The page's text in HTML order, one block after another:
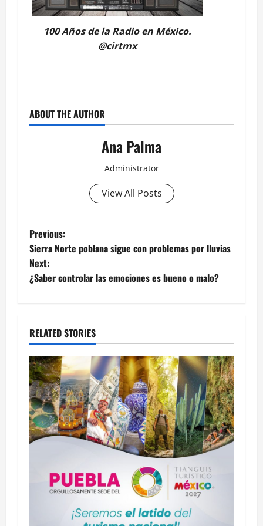
100 Años de la Radio en México.
@cirtmx
ABOUT THE AUTHOR
Ana Palma
Administrator
View All Posts
Post
navigation
Previous:
Sierra Norte poblana sigue con problemas por lluvias
Next:
¿Saber controlar las emociones es bueno o malo?
RELATED STORIES